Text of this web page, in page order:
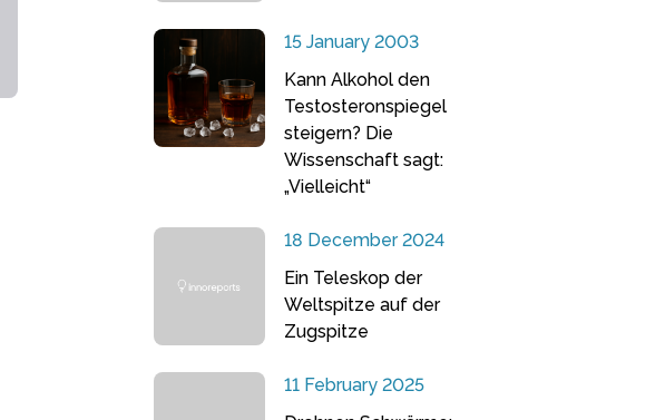
15 January 2003
Kann Alkohol den
Testosteronspiegel
steigern? Die
Wissenschaft sagt:
„Vielleicht“
18 December 2024
Ein Teleskop der
Weltspitze auf der
Zugspitze
11 February 2025